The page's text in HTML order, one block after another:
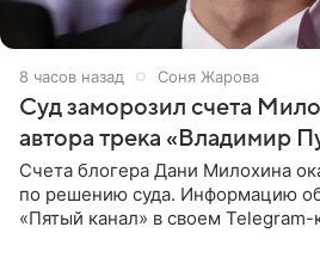
8 часов назад Соня Жарова
Суд заморозил счета
автора трека «Владимир
Счета блогера Дани Милохина
по решению суда. Информацию
«Пятый канал» в своем